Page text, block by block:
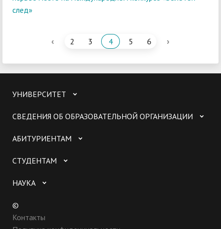
след»
‹ 2 3 4 5 6 ›
УНИВЕРСИТЕТ
СВЕДЕНИЯ ОБ ОБРАЗОВАТЕЛЬНОЙ ОРГАНИЗАЦИИ
АБИТУРИЕНТАМ
СТУДЕНТАМ
НАУКА
©
Контакты